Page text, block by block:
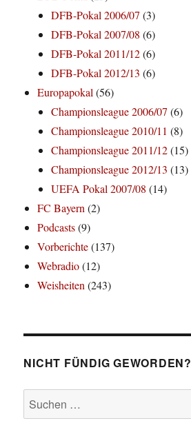
DFB-Pokal 2006/07 (3)
DFB-Pokal 2007/08 (6)
DFB-Pokal 2011/12(6)
DFB-Pokal 2012/13 (6)
Europapokal(56)
Championsleague 2006/07 (6)
Championsleague 2010/11 (8)
Championsleague 2011/12(15)
Championsleague 2012/13 (13)
UEFA Pokal 2007/08 (14)
FC Bayern(2)
Podcasts(9)
Vorberichte(137)
Webradio(12)
Weisheiten(243)
NICHT FÜNDIG GEWORDEN?
Suchen
nach: